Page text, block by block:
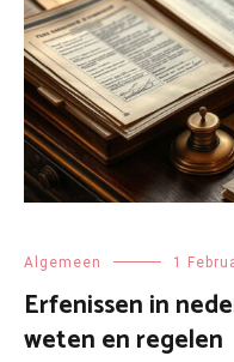
Algemeen 1
Erfenissen in
weten en regelen